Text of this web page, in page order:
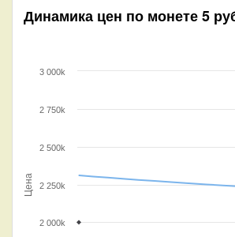
Динамика цен по монете5
Цена
2 000k
2 250k
2 500k
2 750k
3 000k